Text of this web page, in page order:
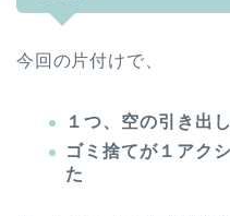
今回の片付けで、
１つ、空の引き出
ゴミ捨てが１アク
た